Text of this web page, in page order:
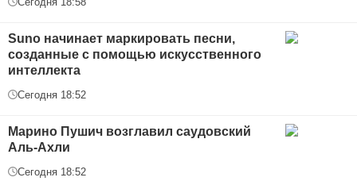
Suno начинает маркировать песни,
созданные с помощью искусственного
интеллекта
Сегодня 18:52
Марино Пушич возглавил саудовский
Аль-Ахли
Сегодня 18:52